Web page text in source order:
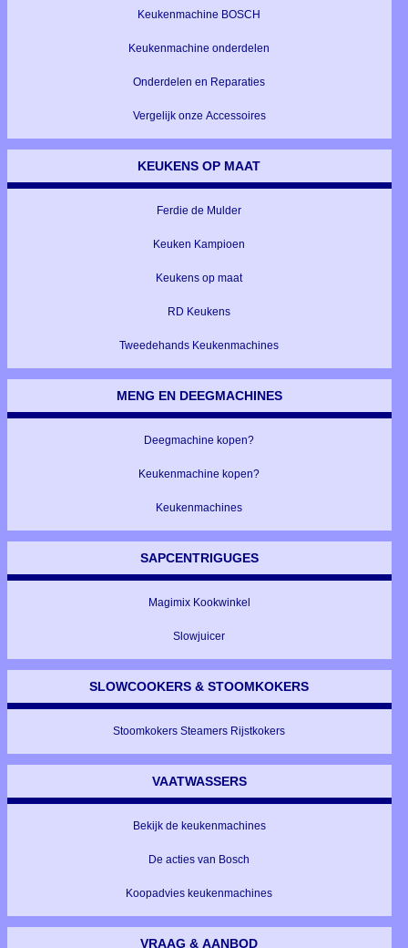
Keukenmachine BOSCH
Keukenmachine onderdelen
Onderdelen en Reparaties
Vergelijk onze Accessoires
KEUKENS OP MAAT
Ferdie de Mulder
Keuken Kampioen
Keukens op maat
RD Keukens
Tweedehands Keukenmachines
MENG EN DEEGMACHINES
Deegmachine kopen?
Keukenmachine kopen?
Keukenmachines
SAPCENTRIGUGES
Magimix Kookwinkel
Slowjuicer
SLOWCOOKERS & STOOMKOKERS
Stoomkokers Steamers Rijstkokers
VAATWASSERS
Bekijk de keukenmachines
De acties van Bosch
Koopadvies keukenmachines
VRAAG & AANBOD